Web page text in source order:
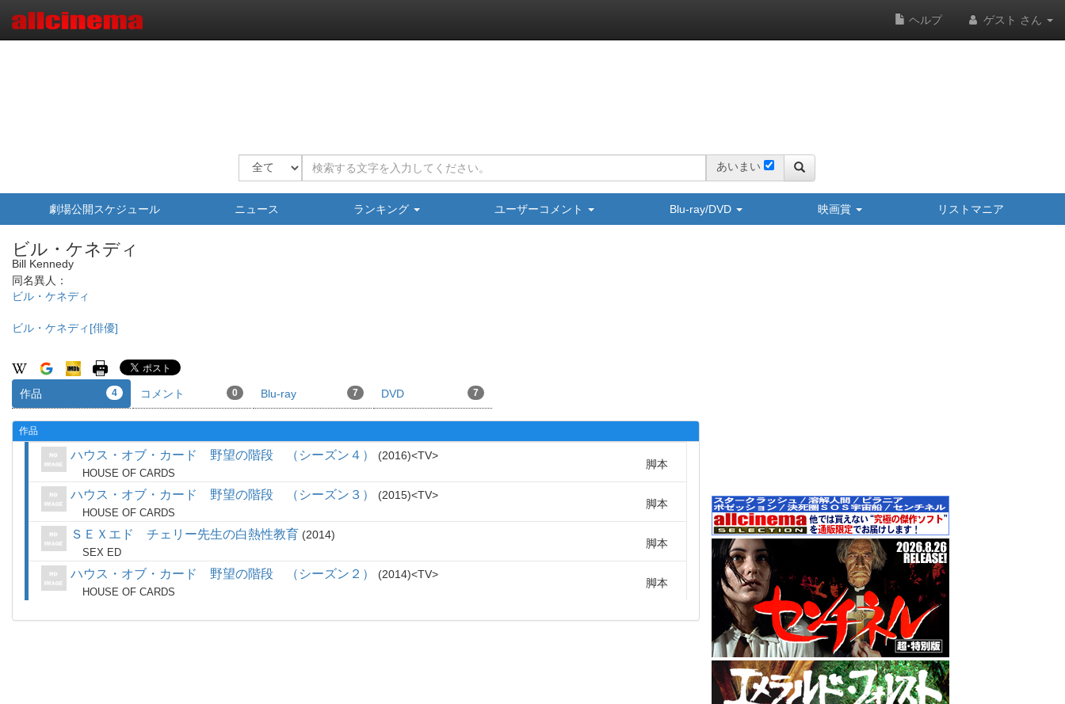
ヘルプ ゲスト さん
あいまい
劇場公開スケジュール ニュース ランキング ユーザーコメント Blu-ray/DVD 映画賞 リストマニア
ビル・ケネディ
Bill Kennedy
同名異人：
ビル・ケネディ
ビル・ケネディ[俳優]
作品 4 コメント 0 Blu-ray 7 DVD 7
作品
ハウス・オブ・カード 野望の階段 （シーズン４） 2016 TV
HOUSE OF CARDS
脚本
ハウス・オブ・カード 野望の階段 （シーズン３） 2015 TV
HOUSE OF CARDS
脚本
ＳＥＸエド チェリー先生の白熱性教育 2014
SEX ED
脚本
ハウス・オブ・カード 野望の階段 （シーズン２） 2014 TV
HOUSE OF CARDS
脚本